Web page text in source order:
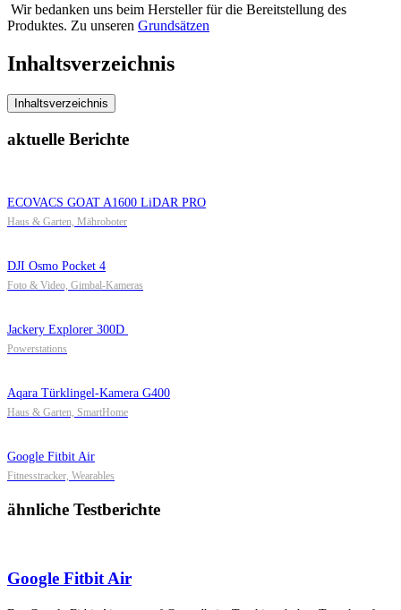
Wir bedanken uns beim Hersteller für die Bereitstellung des
Produktes. Zu unseren Grundsätzen
Inhaltsverzeichnis
Inhaltsverzeichnis
aktuelle Berichte
ECOVACS GOAT A1600 LiDAR PRO
Haus & Garten, Mähroboter
DJI Osmo Pocket 4
Foto & Video, Gimbal-Kameras
Jackery Explorer 300D
Powerstations
Aqara Türklingel-Kamera G400
Haus & Garten, SmartHome
Google Fitbit Air
Fitnesstracker, Wearables
ähnliche Testberichte
Google Fitbit Air